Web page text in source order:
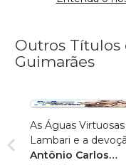
Outros Títulos
Guimarães
As Águas
Lambari e a
Nossa Senhora da
Antônio Carlos